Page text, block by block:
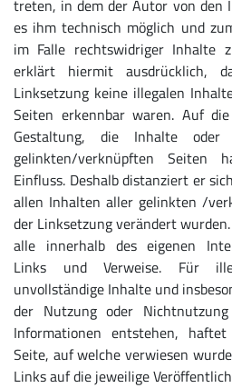
treten, in dem der Autor von den
es ihm technisch möglich und
im Falle rechtswidriger Inhalte
erklärt hiermit ausdrücklich,
Linksetzung keine illegalen
Seiten erkennbar waren. Auf
Gestaltung, die Inhalte oder
gelinkten/verknüpften Seiten
Einfluss. Deshalb distanziert er
allen Inhalten aller gelinkten /
der Linksetzung verändert
alle innerhalb des eigenen
Links und Verweise. Für
unvollständige Inhalte und
der Nutzung oder
Informationen entstehen,
Seite, auf welche verwiesen
Links auf die jeweilige